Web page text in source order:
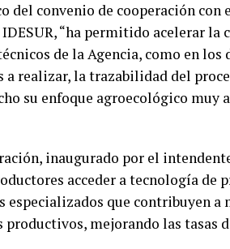
del convenio de cooperación
“ha permitido acelerar la
de la Agencia, como en los
realizar, la trazabilidad del
su enfoque agroecológico muy
inaugurado por el
acceder a tecnología de
especializados que contribuyen a
mejorando las tasas